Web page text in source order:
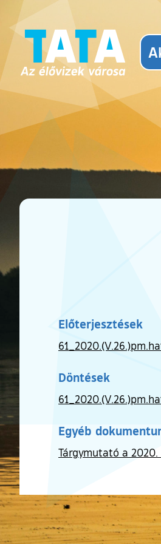
Előterjesztések
Döntések
Egyéb
Tárgymutató a